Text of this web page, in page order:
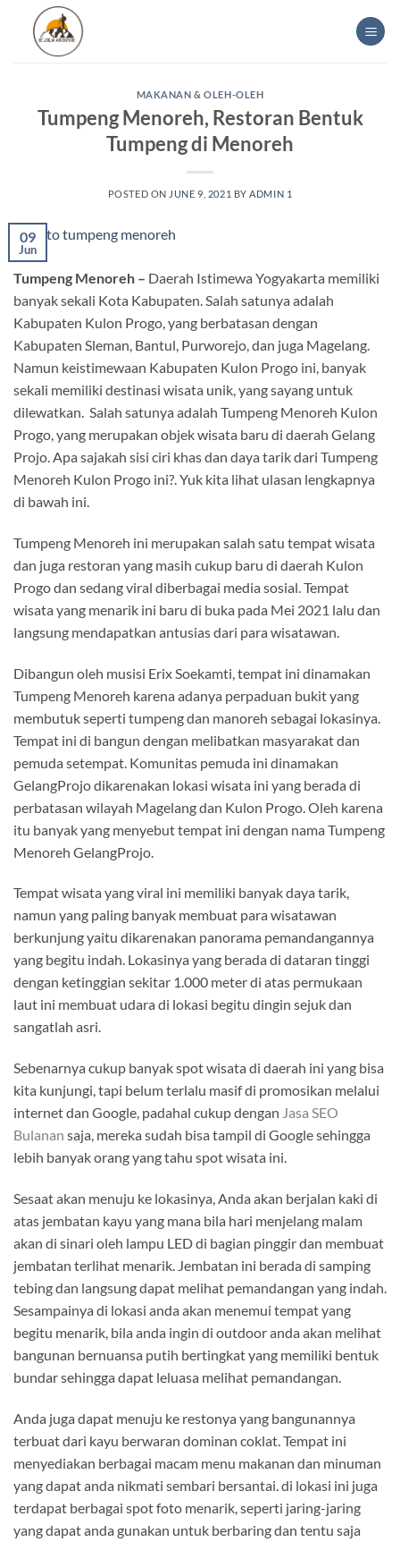
content
MAKANAN & OLEH-OLEH
Tumpeng Menoreh, Restoran Bentuk
Tumpeng di Menoreh
POSTED ON JUNE 9, 2021 BY ADMIN 1
09
Jun
Tumpeng Menoreh – Daerah Istimewa Yogyakarta memiliki
banyak sekali Kota Kabupaten. Salah satunya adalah
Kabupaten Kulon Progo, yang berbatasan dengan
Kabupaten Sleman, Bantul, Purworejo, dan juga Magelang.
Namun keistimewaan Kabupaten Kulon Progo ini, banyak
sekali memiliki destinasi wisata unik, yang sayang untuk
dilewatkan. Salah satunya adalah Tumpeng Menoreh Kulon
Progo, yang merupakan objek wisata baru di daerah Gelang
Projo. Apa sajakah sisi ciri khas dan daya tarik dari Tumpeng
Menoreh Kulon Progo ini?. Yuk kita lihat ulasan lengkapnya
di bawah ini.
Tumpeng Menoreh ini merupakan salah satu tempat wisata
dan juga restoran yang masih cukup baru di daerah Kulon
Progo dan sedang viral diberbagai media sosial. Tempat
wisata yang menarik ini baru di buka pada Mei 2021 lalu dan
langsung mendapatkan antusias dari para wisatawan.
Dibangun oleh musisi Erix Soekamti, tempat ini dinamakan
Tumpeng Menoreh karena adanya perpaduan bukit yang
membutuk seperti tumpeng dan manoreh sebagai lokasinya.
Tempat ini di bangun dengan melibatkan masyarakat dan
pemuda setempat. Komunitas pemuda ini dinamakan
GelangProjo dikarenakan lokasi wisata ini yang berada di
perbatasan wilayah Magelang dan Kulon Progo. Oleh karena
itu banyak yang menyebut tempat ini dengan nama Tumpeng
Menoreh GelangProjo.
Tempat wisata yang viral ini memiliki banyak daya tarik,
namun yang paling banyak membuat para wisatawan
berkunjung yaitu dikarenakan panorama pemandangannya
yang begitu indah. Lokasinya yang berada di dataran tinggi
dengan ketinggian sekitar 1.000 meter di atas permukaan
laut ini membuat udara di lokasi begitu dingin sejuk dan
sangatlah asri.
Sebenarnya cukup banyak spot wisata di daerah ini yang bisa
kita kunjungi, tapi belum terlalu masif di promosikan melalui
internet dan Google, padahal cukup dengan Jasa SEO
Bulanan saja, mereka sudah bisa tampil di Google sehingga
lebih banyak orang yang tahu spot wisata ini.
Sesaat akan menuju ke lokasinya, Anda akan berjalan kaki di
atas jembatan kayu yang mana bila hari menjelang malam
akan di sinari oleh lampu LED di bagian pinggir dan membuat
jembatan terlihat menarik. Jembatan ini berada di samping
tebing dan langsung dapat melihat pemandangan yang indah.
Sesampainya di lokasi anda akan menemui tempat yang
begitu menarik, bila anda ingin di outdoor anda akan melihat
bangunan bernuansa putih bertingkat yang memiliki bentuk
bundar sehingga dapat leluasa melihat pemandangan.
Anda juga dapat menuju ke restonya yang bangunannya
terbuat dari kayu berwaran dominan coklat. Tempat ini
menyediakan berbagai macam menu makanan dan minuman
yang dapat anda nikmati sembari bersantai. di lokasi ini juga
terdapat berbagai spot foto menarik, seperti jaring-jaring
yang dapat anda gunakan untuk berbaring dan tentu saja